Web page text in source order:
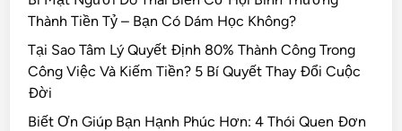
Thành Tiền Tỷ – Bạn Có Dám Học Không?
Tại Sao Tâm Lý Quyết Định 80% Thành Công Trong
Công Việc Và Kiếm Tiền? 5 Bí Quyết Thay Đổi Cuộc
Đời
Biết Ơn Giúp Bạn Hạnh Phúc Hơn: 4 Thói Quen Đơn